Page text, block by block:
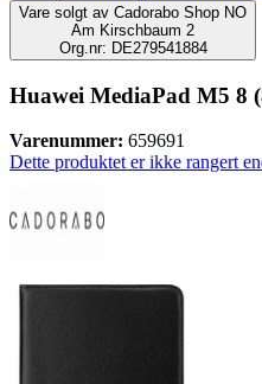
Vare solgt av Cadorabo Shop NO
Am Kirschbaum 2
Org.nr: DE279541884
Huawei MediaPad M5 8
Varenummer: 659691
Dette produktet er ikke rangert